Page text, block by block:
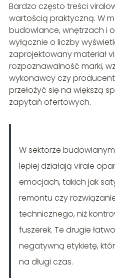
Bardzo często treści
wartością praktyczną. W
budowlance, wnętrzach i
wyłącznie o liczby
zaprojektowany materiał
rozpoznawalność marki,
wykonawcy czy
przełożyć się na większą
zapytań ofertowych.
W sektorze
lepiej działają virale
emocjach, takich jak
remontu czy
technicznego, niż
fuszerek. Te drugie
negatywną etykietę,
na długi czas.